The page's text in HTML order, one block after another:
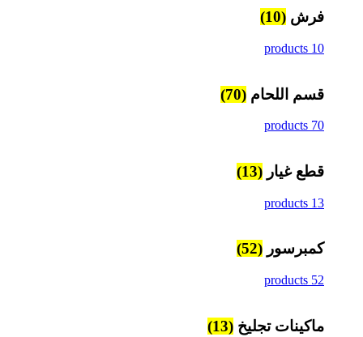
فرش (10)
10 products
قسم اللحام (70)
70 products
قطع غيار (13)
13 products
كمبرسور (52)
52 products
ماكينات تجليخ (13)